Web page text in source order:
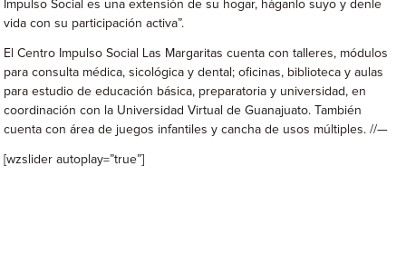
Impulso Social es una extensión de su hogar, háganlo suyo y denle
vida con su participación activa”.
El Centro Impulso Social Las Margaritas cuenta con talleres, módulos
para consulta médica, sicológica y dental; oficinas, biblioteca y aulas
para estudio de educación básica, preparatoria y universidad, en
coordinación con la Universidad Virtual de Guanajuato. También
cuenta con área de juegos infantiles y cancha de usos múltiples. //—
[wzslider autoplay=”true”]